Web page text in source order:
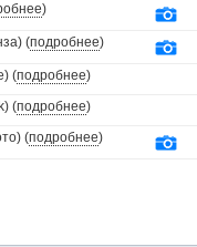
)
(подробнее)
(подробнее)
(подробнее)
(подробнее)